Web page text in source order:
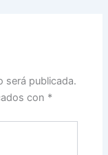
será publicada.
con *